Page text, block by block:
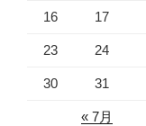
16 17
23 24
30 31
« 7月